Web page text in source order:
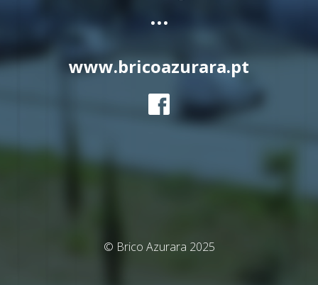
...
www.bricoazurara.pt
© Brico Azurara 2025